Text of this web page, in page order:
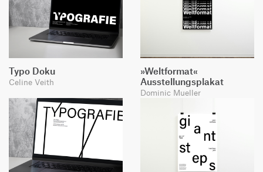
Typo Doku
Celine Veith
»Weltformat«
Ausstellungsplakat
Dominic Mueller